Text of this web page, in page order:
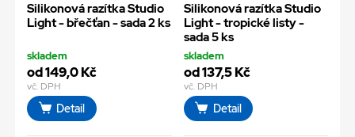
Silikonová razítka Studio
Light - břečťan - sada 2 ks
skladem
od 149,0 Kč
vč. DPH
Detail
Silikonová razítka Studio
Light - tropické listy -
sada 5 ks
skladem
od 137,5 Kč
vč. DPH
Detail